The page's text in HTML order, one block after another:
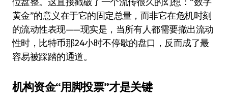
黄金”的意义在于它的固定总量，而非它在危机时刻
的流动性表现——现实是，当所有人都需要撤出流动
性时，比特币那24小时不停歇的盘口，反而成了最
容易被踩踏的通道。
机构资金“用脚投票”才是关键